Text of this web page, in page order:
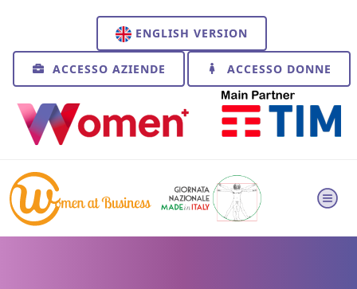
ENGLISH VERSION
ACCESSO AZIENDE ACCESSO DONNE